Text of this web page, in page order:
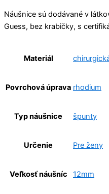
Náušnice sú dodávané v
Guess, bez krabičky, s
Materiál
Povrchová úprava rhodium
Typ náušnice špunty
Určenie Pre ženy
Veľkosť náušníc 12mm